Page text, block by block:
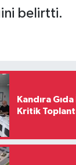
belirtti.
Kandıra
Kritik